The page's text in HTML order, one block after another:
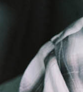
-김지유-박하영,
선발전 프리 스케
-김지유-박하영,